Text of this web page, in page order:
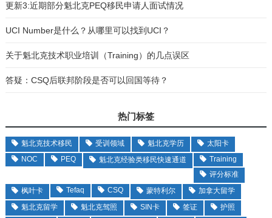
更新3:近期部分魁北克PEQ移民申请人面试情况
UCI Number是什么？从哪里可以找到UCI？
关于魁北克技术职业培训（Training）的几点误区
答疑：CSQ后联邦阶段是否可以回国等待？
热门标签
魁北克技术移民 受训领域 魁北克学历
太阳卡
NOC
PEQ 魁北克经验类移民快速通道
Training
评分标准
枫叶卡
Tefaq CSQ 蒙特利尔
加拿大留学
魁北克留学
魁北克驾照 SIN卡 签证
护照